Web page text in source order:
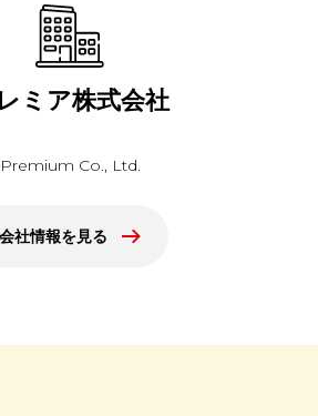
ミア株式会社
Premium Co., Ltd.
会社情報を見る